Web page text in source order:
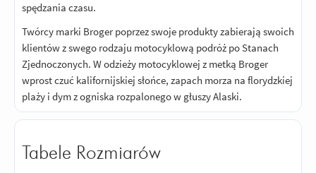
spędzania czasu.
Twórcy marki Broger poprzez swoje produkty zabierają swoich
klientów z swego rodzaju motocyklową podróż po Stanach
Zjednoczonych. W odzieży motocyklowej z metką Broger
wprost czuć kalifornijskiej słońce, zapach morza na florydzkiej
plaży i dym z ogniska rozpalonego w głuszy Alaski.
Tabele Rozmiarów